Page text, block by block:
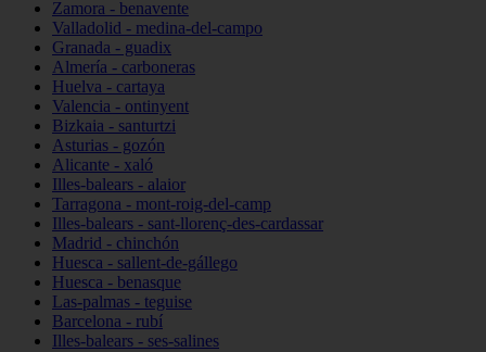
Zamora - benavente
Valladolid - medina-del-campo
Granada - guadix
Almería - carboneras
Huelva - cartaya
Valencia - ontinyent
Bizkaia - santurtzi
Asturias - gozón
Alicante - xaló
Illes-balears - alaior
Tarragona - mont-roig-del-camp
Illes-balears - sant-llorenç-des-cardassar
Madrid - chinchón
Huesca - sallent-de-gállego
Huesca - benasque
Las-palmas - teguise
Barcelona - rubí
Illes-balears - ses-salines